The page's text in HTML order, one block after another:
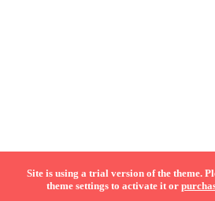
Site is using a trial version of the theme.
theme settings to activate it or